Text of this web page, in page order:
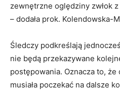
zewnętrzne oględziny zwłok
– dodała prok. Kolendowska-
Śledczy podkreślają
nie będą przekazywane
postępowania. Oznacza to,
musiała poczekać na dalsze